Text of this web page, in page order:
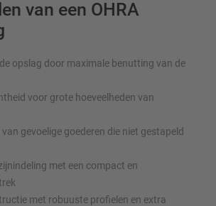
van een OHRA
opslag door maximale benutting van de
voor grote hoeveelheden van
gevoelige goederen die niet gestapeld
met een compact en
met robuuste profielen en extra